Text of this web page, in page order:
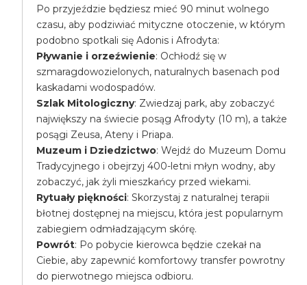
Po przyjeździe będziesz mieć 90 minut wolnego
czasu, aby podziwiać mityczne otoczenie, w którym
podobno spotkali się Adonis i Afrodyta:
Pływanie i orzeźwienie: Ochłodź się w
szmaragdowozielonych, naturalnych basenach pod
kaskadami wodospadów.
Szlak Mitologiczny: Zwiedzaj park, aby zobaczyć
największy na świecie posąg Afrodyty (10 m), a także
posągi Zeusa, Ateny i Priapa.
Muzeum i Dziedzictwo: Wejdź do Muzeum Domu
Tradycyjnego i obejrzyj 400-letni młyn wodny, aby
zobaczyć, jak żyli mieszkańcy przed wiekami.
Rytuały piękności: Skorzystaj z naturalnej terapii
błotnej dostępnej na miejscu, która jest popularnym
zabiegiem odmładzającym skórę.
Powrót: Po pobycie kierowca będzie czekał na
Ciebie, aby zapewnić komfortowy transfer powrotny
do pierwotnego miejsca odbioru.